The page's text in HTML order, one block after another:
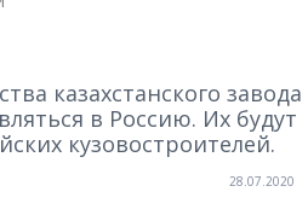
казахстанского завода
в Россию. Их будут
кузовостроителей.
28.07.2020